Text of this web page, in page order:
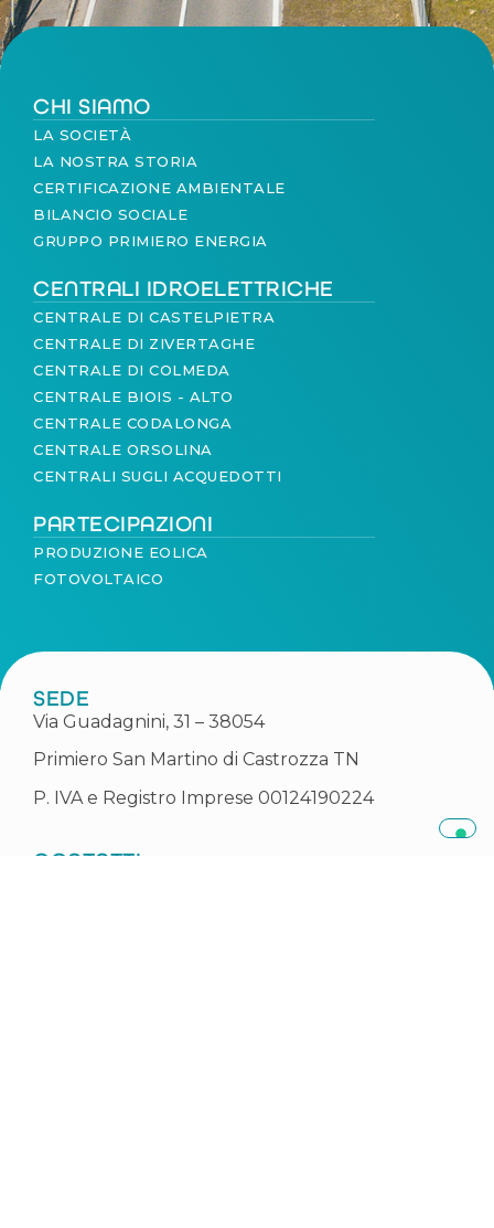
CHI SIAMO
LA SOCIETÀ
LA NOSTRA STORIA
CERTIFICAZIONE AMBIENTALE
BILANCIO SOCIALE
GRUPPO PRIMIERO ENERGIA
CENTRALI IDROELETTRICHE
CENTRALE DI CASTELPIETRA
CENTRALE DI ZIVERTAGHE
CENTRALE DI COLMEDA
CENTRALE BIOIS - ALTO
CENTRALE CODALONGA
CENTRALE ORSOLINA
CENTRALI SUGLI ACQUEDOTTI
PARTECIPAZIONI
PRODUZIONE EOLICA
FOTOVOLTAICO
SEDE
Via Guadagnini, 31 – 38054
Primiero San Martino di Castrozza TN
P. IVA e Registro Imprese 00124190224
CONTATTI